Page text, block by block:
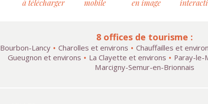
à télécharger mobile en image
8 offices de tourisme :
Bourbon-Lancy Charolles et environs Chauffailles et
Gueugnon et environs
La Clayette et environs Paray-le-
Marcigny-Semur-en-Brionnais